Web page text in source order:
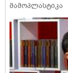
მამოპლასტიკა